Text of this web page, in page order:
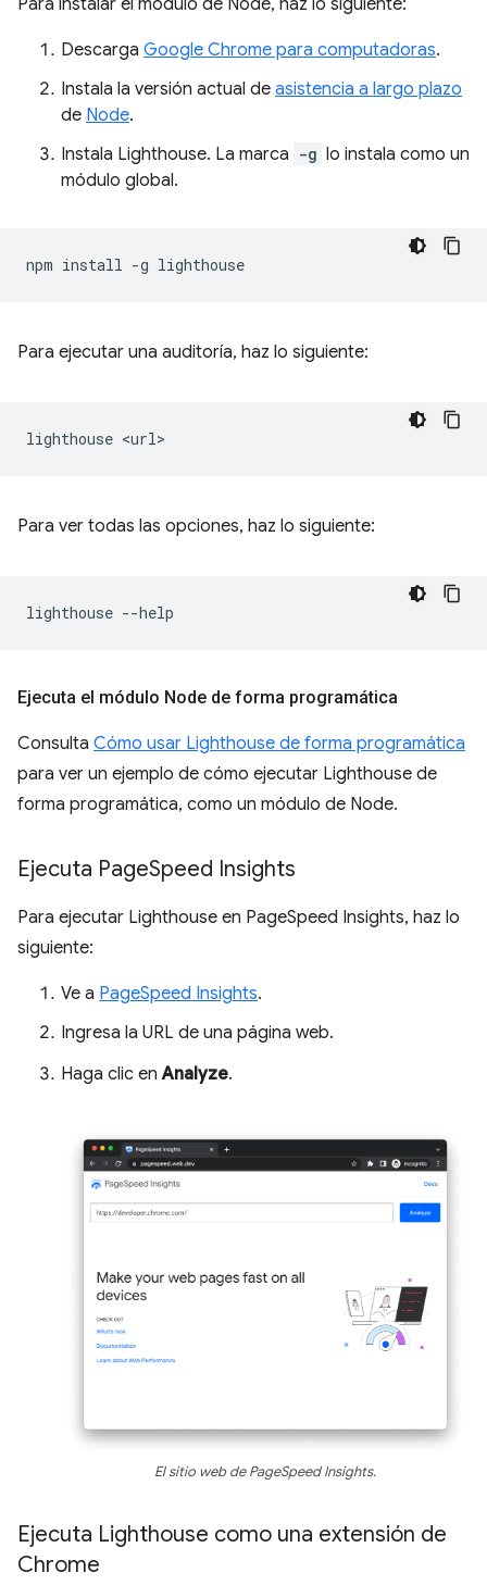
Descarga Google Chrome para computadoras.
Instala la versión actual de asistencia a largo plazo
de Node.
Instala Lighthouse. La marca -g lo instala como un
módulo global.
npm install -g
Para ejecutar una auditoría, haz lo siguiente:
lighthouse
Para ver todas las opciones, haz lo siguiente:
lighthouse
Ejecuta el módulo Node de forma programática
Consulta Cómo usar Lighthouse de forma programática
para ver un ejemplo de cómo ejecutar Lighthouse de
forma programática, como un módulo de Node.
Ejecuta PageSpeed Insights
Para ejecutar Lighthouse en PageSpeed Insights, haz lo
siguiente:
Ve a PageSpeed Insights.
Ingresa la URL de una página web.
Haga clic enAnalyze.
El sitio web de PageSpeed Insights.
Ejecuta Lighthouse como una extensión de
Chrome